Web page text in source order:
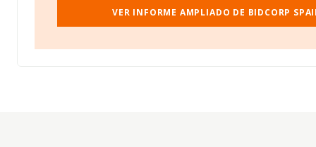
VER INFORME AMPLIADO DE BIDCORP